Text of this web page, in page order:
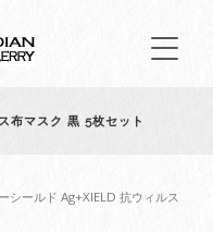
布マスク 黒 5枚セット
シールド Ag+XIELD 抗ウィルス